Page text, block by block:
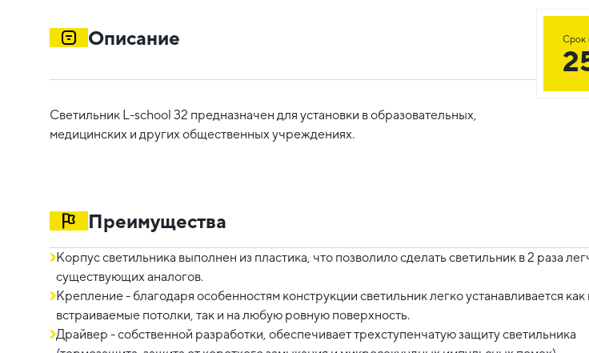
Описание
Светильник L-school 32 предназначен для установки в образовательных,
медицинских и других общественных учреждениях.
Срок
Преимущества
Корпус светильника выполнен из пластика, что позволило сделать светильник в 2 раза
существующих аналогов.
Крепление - благодаря особенностям конструкции светильник легко устанавливается как
встраиваемые потолки, так и на любую ровную поверхность.
Драйвер - собственной разработки, обеспечивает трехступенчатую защиту светильника